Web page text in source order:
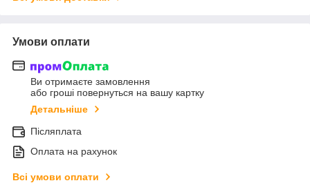
Умови оплати
Ви отримаєте замовлення
або гроші повернуться на вашу картку
Детальніше
Післяплата
Оплата на рахунок
Всі умови оплати